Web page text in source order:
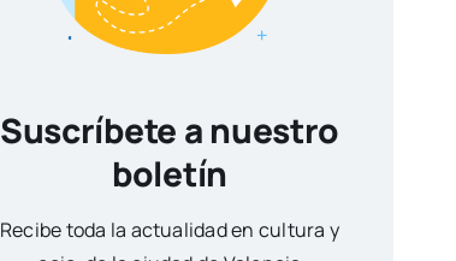
Suscríbete a nuestro
boletín
Reci­be toda la actua­li­dad en cul­tu­ra y